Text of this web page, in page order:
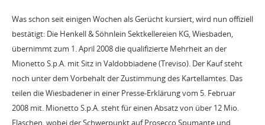
Was schon seit einigen Wochen als Gerücht kursiert, wird nun offiziell
bestätigt: Die Henkell & Söhnlein Sektkellereien KG, Wiesbaden,
übernimmt zum 1. April 2008 die qualifizierte Mehrheit an der
Mionetto S.p.A. mit Sitz in Valdobbiadene (Treviso). Der Kauf steht
noch unter dem Vorbehalt der Zustimmung des Kartellamtes. Das
teilen die Wiesbadener in einer Presse-Erklärung vom 5. Februar
2008 mit. Mionetto S.p.A. steht für einen Absatz von über 12 Mio.
Flaschen, wobei der Schwerpunkt auf Prosecco Spumante und